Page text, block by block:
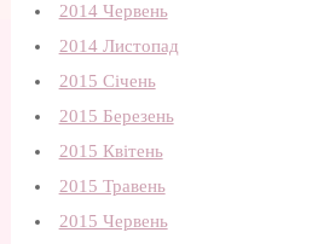
2014 Червень
2014 Листопад
2015 Січень
2015 Березень
2015 Квітень
2015 Травень
2015 Червень